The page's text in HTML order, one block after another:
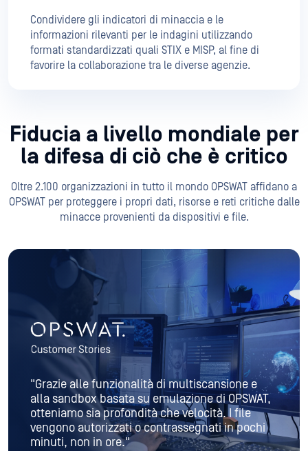
Fiducia a livello mondiale per
OPSWAT per proteggere i propri dati, risorse e reti critiche dalle
minacce provenienti da dispositivi e file.
"Grazie alle funzionalità di multiscansione e
alla sandbox basata su emulazione di OPSWAT,
otteniamo sia profondità che velocità. I file
vengono autorizzati o contrassegnati in pochi
minuti, non in ore."
Specialista in sicurezza informatica
Leggi il blog